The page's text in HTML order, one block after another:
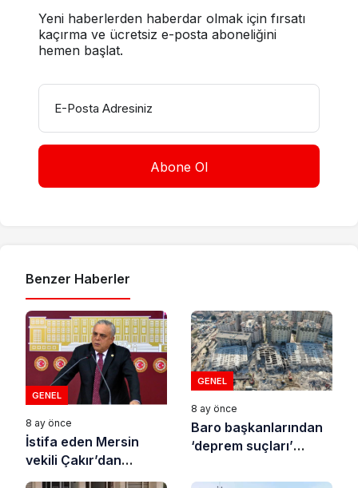
Yeni haberlerden haberdar olmak için fırsatı
kaçırma ve ücretsiz e-posta aboneliğini
hemen başlat.
E-Posta Adresiniz
Benzer Haberler
GENEL
8 ay önce
İstifa eden Mersin
vekili Çakır’dan
açıklama: “Yörük
GENEL
8 ay önce
Baro başkanlarından
‘deprem suçları’